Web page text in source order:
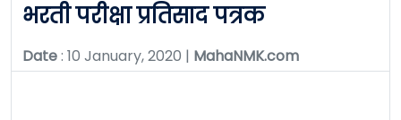
भरती परीक्षा प्रतिसाद पत्रक
Date: 10 January, 2020 | MahaNMK.com